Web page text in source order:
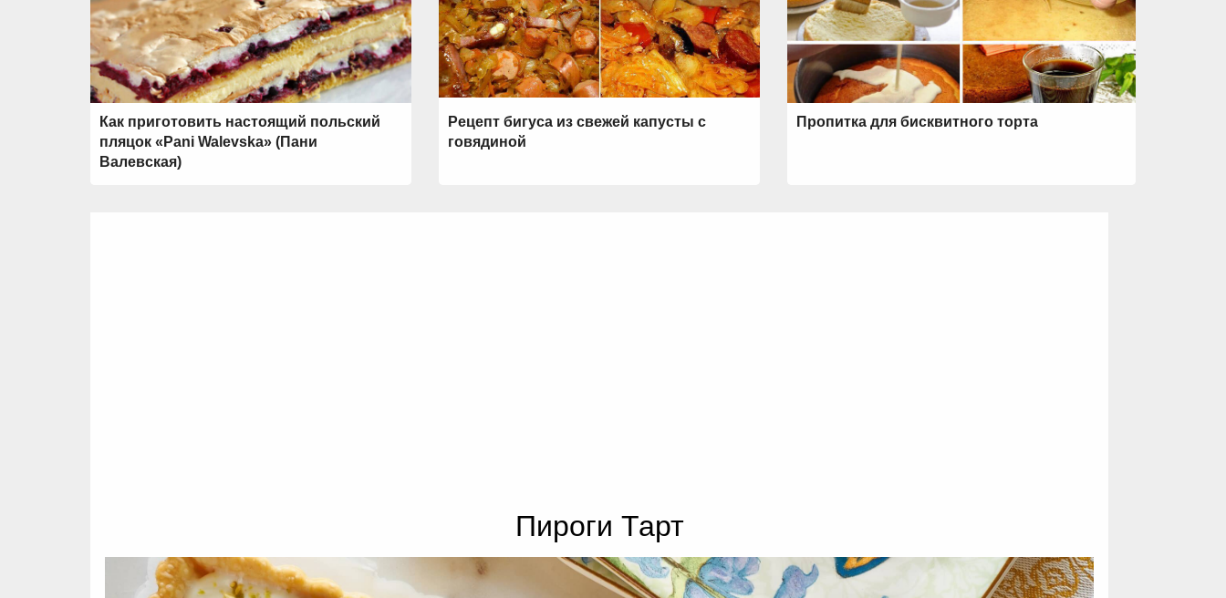
Как приготовить настоящий польский
пляцок «Pani Walevska» (Пани
Валевская)
Рецепт бигуса из свежей капусты с
говядиной
Пропитка для бисквитного торта
Пироги Тарт